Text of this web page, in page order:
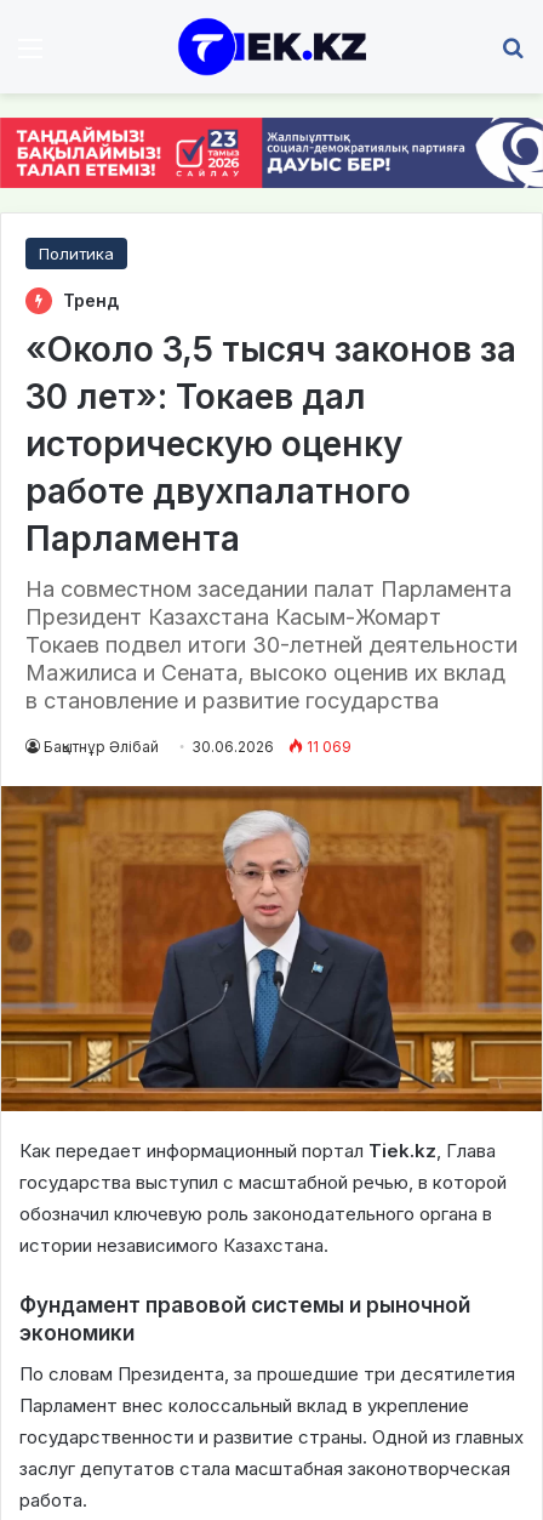
Политика
Тренд
«Около 3,5 тысяч законов за
30 лет»: Токаев дал
историческую оценку
работе двухпалатного
Парламента
На совместном заседании палат Парламента
Президент Казахстана Касым-Жомарт
Токаев подвел итоги 30-летней деятельности
Мажилиса и Сената, высоко оценив их вклад
в становление и развитие государства
Бақытнұр Әлібай 30.06.2026 11 069
Как передает информационный портал Tiek.kz, Глава
государства выступил с масштабной речью, в которой
обозначил ключевую роль законодательного органа в
истории независимого Казахстана.
Фундамент правовой системы и рыночной
экономики
По словам Президента, за прошедшие три десятилетия
Парламент внес колоссальный вклад в укрепление
государственности и развитие страны. Одной из главных
заслуг депутатов стала масштабная законотворческая
работа.